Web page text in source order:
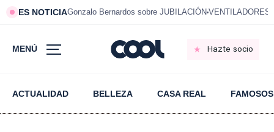
ES NOTICIAGonzalo Bernardos sobre JUBILACIÓN VENTILADORES
MENÚ Hazte socio
ACTUALIDAD BELLEZA CASA REAL FAMOSOS